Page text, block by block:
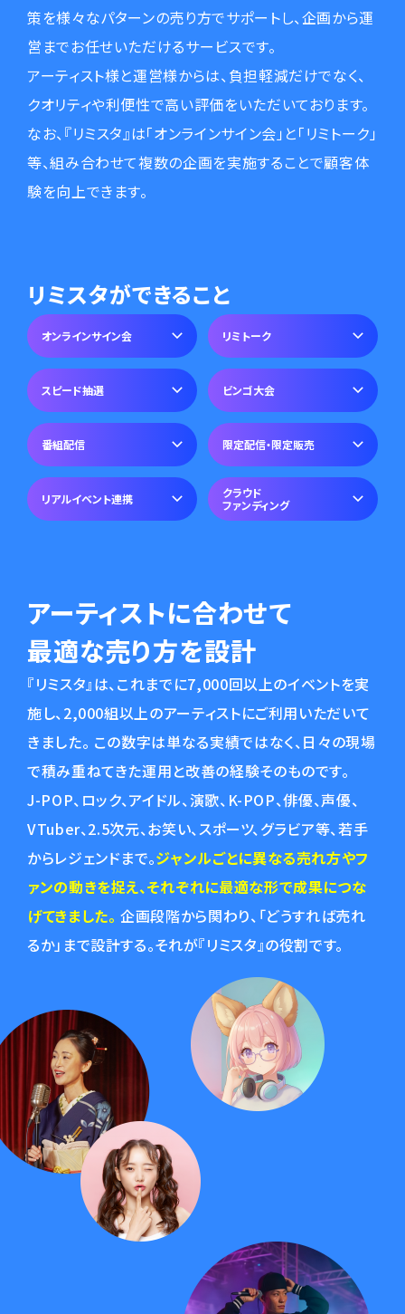
策を様々なパターンの売り方でサポートし、企画から運
営までお任せいただけるサービスです。
アーティスト様と運営様からは、負担軽減だけでなく、
クオリティや利便性で高い評価をいただいております。
なお、『リミスタ』は「オンラインサイン会」と「リミトーク」
等、組み合わせて複数の企画を実施することで顧客体
験を向上できます。
リミスタができること
オンラインサイン会 リミトーク
スピード抽選 ビンゴ大会
番組配信 限定配信・限定販売
リアルイベント連携
クラウド
ファンディング
アーティストに合わせて
最適な売り方を設計
『リミスタ』は、これまでに7,000回以上のイベントを実
施し、2,000組以上のアーティストにご利用いただいて
きました。 この数字は単なる実績ではなく、日々の現場
で積み重ねてきた運用と改善の経験そのものです。
J-POP、ロック、アイドル、演歌、K-POP、俳優、声優、
VTuber、2.5次元、お笑い、スポーツ、グラビア等、若手
からレジェンドまで。ジャンルごとに異なる売れ方やフ
ァンの動きを捉え、それぞれに最適な形で成果につな
げてきました。 企画段階から関わり、「どうすれば売れ
るか」まで設計する。それが『リミスタ』の役割です。